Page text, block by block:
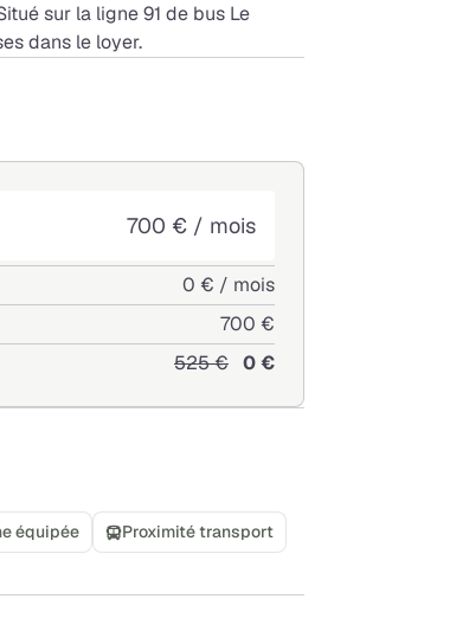
sur la ligne 91 de bus Le
dans le loyer.
700 € / mois
0 € / mois
700 €
525 € 0 €
équipée
Proximité transport